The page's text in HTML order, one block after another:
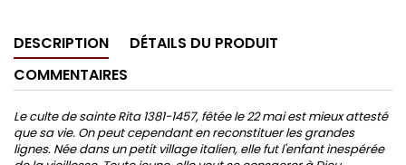
DESCRIPTION
DÉTAILS DU PRODUIT
COMMENTAIRES
Le culte de sainte Rita 1381-1457, fêtée le 22 mai est mieux attesté
que sa vie. On peut cependant en reconstituer les grandes
lignes. Née dans un petit village italien, elle fut l'enfant inespérée